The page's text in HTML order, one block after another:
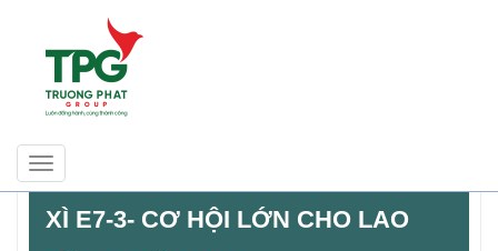
Toggle
navigation
BUỔI THI ĐÁNH GIÁ TAY NGHỀ HÀN
XÌ E7-3- CƠ HỘI LỚN CHO LAO